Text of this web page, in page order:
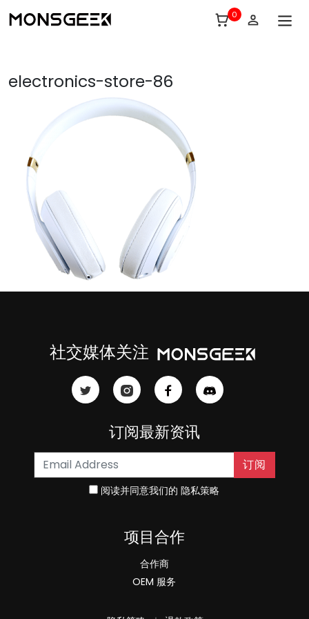
0
electronics-store-86
社交媒体关注
订阅最新资讯
订阅
阅读并同意我们的隐私策略
项目合作
合作商
OEM 服务